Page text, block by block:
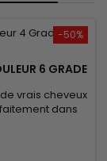
-50%
6 GRADE
vrais cheveux
dans
ou sa
100% rémy
donne un look